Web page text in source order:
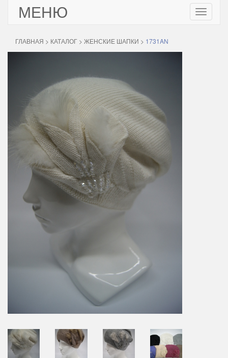
МЕНЮ
Toggle
ГЛАВНАЯ > КАТАЛОГ > ЖЕНСКИЕ ШАПКИ > 1731AN